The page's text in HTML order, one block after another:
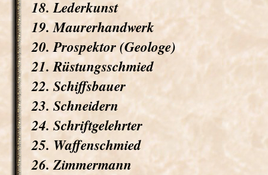
18. Lederkunst
19. Maurerhandwerk
20. Prospektor (Geologe)
21. Rüstungsschmied
22. Schiffsbauer
23. Schneidern
24. Schriftgelehrter
25. Waffenschmied
26. Zimmermann